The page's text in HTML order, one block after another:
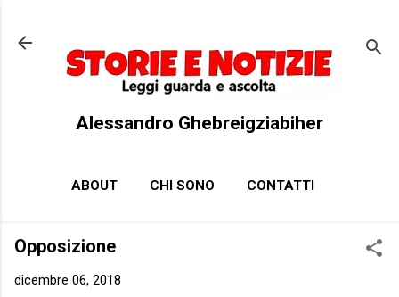
Alessandro Ghebreigziabiher
ABOUT CHI SONO CONTATTI
Opposizione
dicembre 06, 2018